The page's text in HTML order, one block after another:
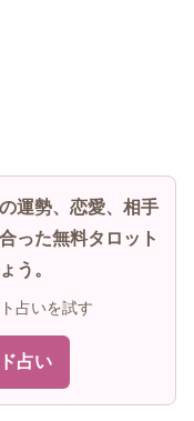
運勢、恋愛、相手
った無料タロット
う。
占いを試す
占い